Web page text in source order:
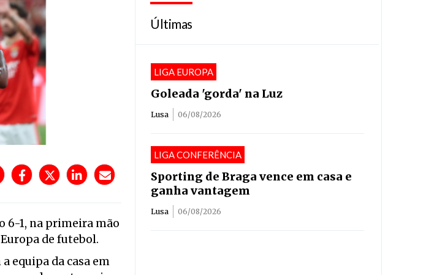
6-1, na primeira mão
de futebol.
equipa da casa em
Últimas
LIGA EUROPA
Goleada 'gorda' na Luz
Lusa 06/08/2026
LIGA CONFERÊNCIA
Sporting de Braga vence em casa e
ganha vantagem
Lusa 06/08/2026